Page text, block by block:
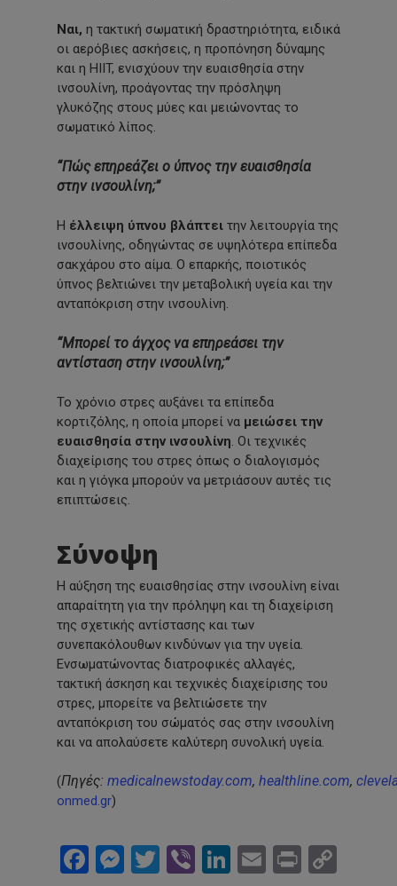
Ναι, η τακτική σωματική δραστηριότητα, ειδικά
οι αερόβιες ασκήσεις, η προπόνηση δύναμης
και η HIIT, ενισχύουν την ευαισθησία στην
ινσουλίνη, προάγοντας την πρόσληψη
γλυκόζης στους μύες και μειώνοντας το
σωματικό λίπος.
“Πώς επηρεάζει ο ύπνος την ευαισθησία
στην ινσουλίνη;”
Η έλλειψη ύπνου βλάπτει την λειτουργία της
ινσουλίνης, οδηγώντας σε υψηλότερα επίπεδα
σακχάρου στο αίμα. Ο επαρκής, ποιοτικός
ύπνος βελτιώνει την μεταβολική υγεία και την
ανταπόκριση στην ινσουλίνη.
“Μπορεί το άγχος να επηρεάσει την
αντίσταση στην ινσουλίνη;”
Το χρόνιο στρες αυξάνει τα επίπεδα
κορτιζόλης, η οποία μπορεί να μειώσει την
ευαισθησία στην ινσουλίνη. Οι τεχνικές
διαχείρισης του στρες όπως ο διαλογισμός
και η γιόγκα μπορούν να μετριάσουν αυτές τις
επιπτώσεις.
Σύνοψη
Η αύξηση της ευαισθησίας στην ινσουλίνη είναι
απαραίτητη για την πρόληψη και τη διαχείριση
της σχετικής αντίστασης και των
συνεπακόλουθων κινδύνων για την υγεία.
Ενσωματώνοντας διατροφικές αλλαγές,
τακτική άσκηση και τεχνικές διαχείρισης του
στρες, μπορείτε να βελτιώσετε την
ανταπόκριση του σώματός σας στην ινσουλίνη
και να απολαύσετε καλύτερη συνολική υγεία.
(Πηγές: medicalnewstoday.com, healthline.com,
onmed.gr)
Facebook
Messenger
Twitter
ViberLinkedIn
Email
Print